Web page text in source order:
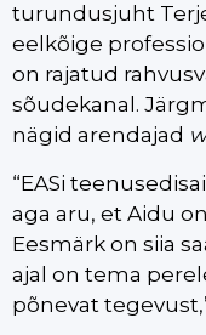
turundusjuht
eelkõige
on rajatud
sõudekanal.
nägid arendajad
“EASi
aga aru, et Aidu
Eesmärk on siia
ajal on tema
põnevat